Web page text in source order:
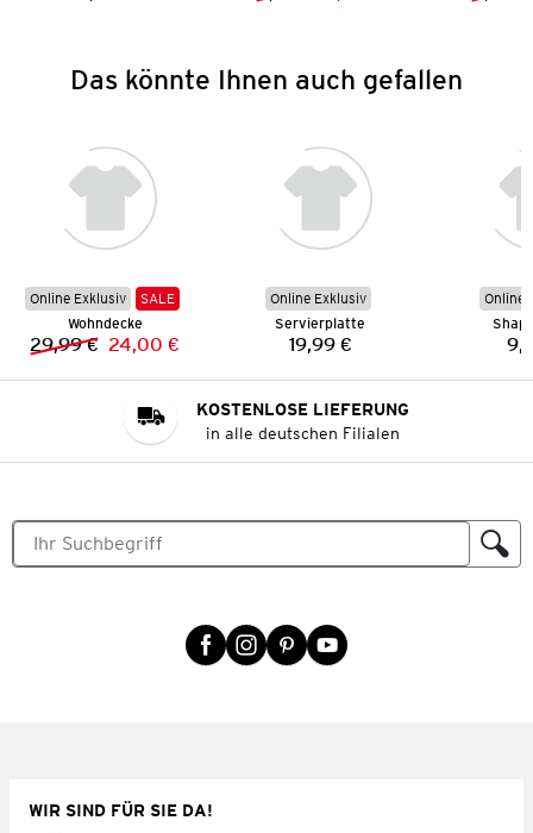
Das könnte Ihnen auch gefallen
Online Exklusiv
SALE
Wohndecke
Vorheriger Preis:
29,99 € Neuer Preis:
24,00 €
Online Exklusiv
Servierplatte
Preis:
19,99 €
Online
KOSTENLOSE LIEFERUNG
in alle deutschen Filialen
WIR SIND FÜR SIE DA!